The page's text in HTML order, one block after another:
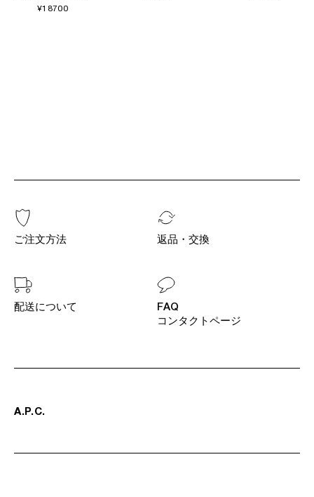
¥18700
ご注文方法 返品・交換
配送について
FAQ
コンタクトページ
A. P. C.